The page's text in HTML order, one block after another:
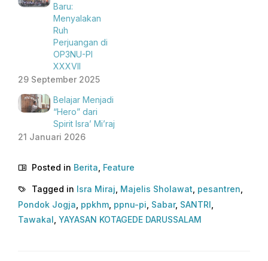
Baru:
Menyalakan
Ruh
Perjuangan di
OP3NU-PI
XXXVII
29 September 2025
Belajar Menjadi
“Hero” dari
Spirit Isra’ Mi’raj
21 Januari 2026
Posted in Berita Feature
Tagged in Isra Miraj Majelis Sholawat pesantren
Pondok Jogja ppkhm ppnu-pi Sabar, SANTRI
Tawakal YAYASAN KOTAGEDE DARUSSALAM